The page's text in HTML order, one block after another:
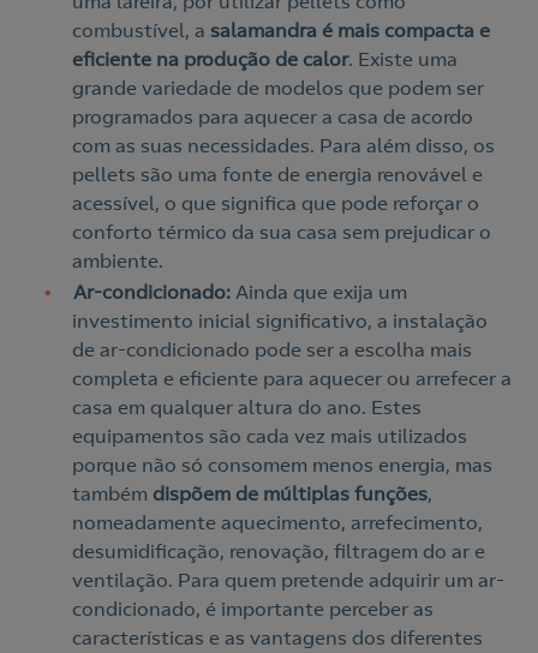
Contacte-nos
Ao preencher este formulário, entraremos em contacto
consigo para lhe fazer chegar a nossa oferta de
Eletricidade e Gás.
Aceite a Política de Privacidade
Nós ligamos!
combustível, a salamandra é mais compacta e
eficiente na produção de calor. Existe uma
grande variedade de modelos que podem ser
programados para aquecer a casa de acordo
com as suas necessidades. Para além disso, os
pellets são uma fonte de energia renovável e
acessível, o que significa que pode reforçar o
conforto térmico da sua casa sem prejudicar o
ambiente.
Ar-condicionado: Ainda que exija um
investimento inicial significativo, a instalação
de ar-condicionado pode ser a escolha mais
completa e eficiente para aquecer ou arrefecer a
casa em qualquer altura do ano. Estes
equipamentos são cada vez mais utilizados
porque não só consomem menos energia, mas
também dispõem de múltiplas funções,
nomeadamente aquecimento, arrefecimento,
desumidificação, renovação, filtragem do ar e
ventilação. Para quem pretende adquirir um ar-
condicionado, é importante perceber as
características e as vantagens dos diferentes